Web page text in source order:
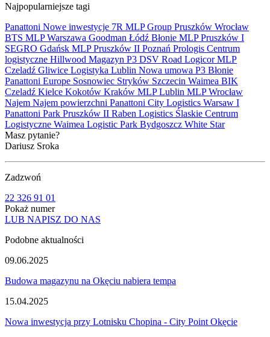
Najpopularniejsze tagi
Panattoni Nowe inwestycje 7R MLP Group Pruszków Wrocław
BTS MLPWarszawa Goodman Łódź Błonie MLP Pruszków I
SEGRO Gdańsk MLP Pruszków II Poznań Prologis Centrum
logistyczne Hillwood Magazyn P3 DSV Road LogicorMLP
Czeladź Gliwice Logistyka Lublin Nowa umowa P3 Błonie
Panattoni Europe Sosnowiec Stryków Szczecin Waimea BIK
Czeladź Kielce Kokotów Kraków MLP Lublin MLP Wrocław
Najem Najem powierzchni Panattoni City Logistics Warsaw I
Panattoni Park Pruszków II Raben Logistics Ślaskie Centrum
Logistyczne Waimea Logistic Park Bydgoszcz White Star
Masz pytanie?
Dariusz Sroka
Zadzwoń
22 326 91 01
Pokaż numer
LUB NAPISZ DO NAS
Podobne aktualności
09.06.2025
Budowa magazynu na Okęciu nabiera tempa
15.04.2025
Nowa inwestycja przy Lotnisku Chopina - City Point Okęcie